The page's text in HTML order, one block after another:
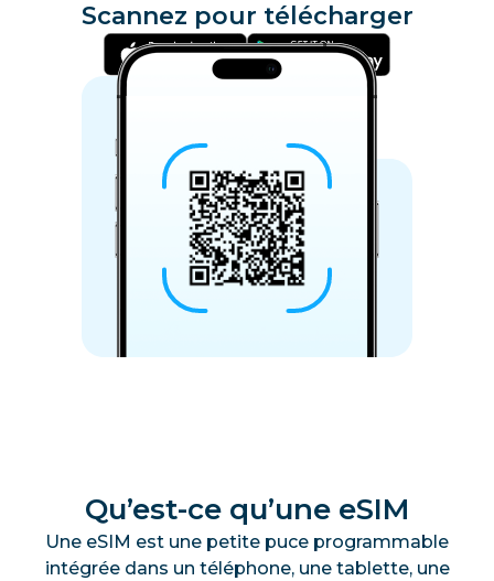
Scannez pour télécharger
Qu’est-ce qu’une eSIM
Une eSIM est une petite puce programmable
intégrée dans un téléphone, une tablette, une